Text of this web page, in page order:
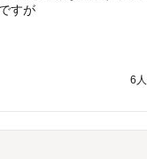
すが
6